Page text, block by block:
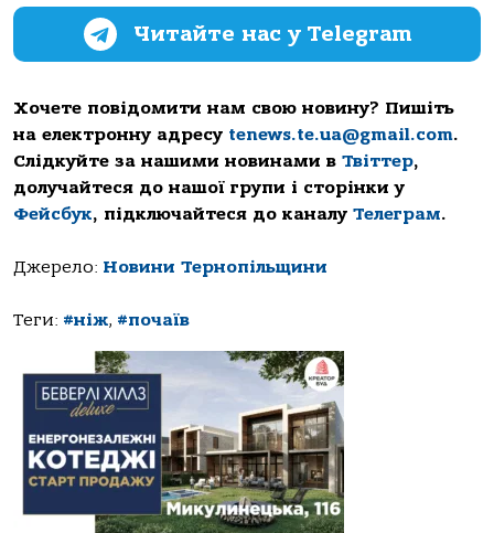
Читайте нас у Telegram
Хочете повідомити нам свою новину? Пишіть
на електронну адресу tenews.te.ua@gmail.com.
Слідкуйте за нашими новинами в Твіттер,
долучайтеся до нашої групи і сторінки у
Фейсбук, підключайтеся до каналу Телеграм.
Джерело: Новини Тернопільщини
Теги: #ніж, #почаїв